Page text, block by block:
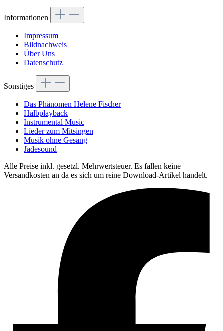
Informationen
Impressum
Bildnachweis
Über Uns
Datenschutz
Sonstiges
Das Phänomen Helene Fischer
Halbplayback
Instrumental Music
Lieder zum Mitsingen
Musik ohne Gesang
Jadesound
Alle Preise inkl. gesetzl. Mehrwertsteuer. Es fallen keine
Versandkosten an da es sich um reine Download-Artikel handelt.